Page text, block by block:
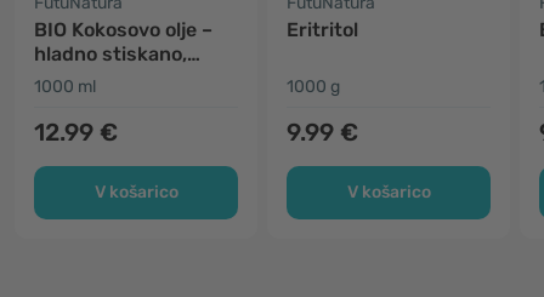
BIO Kokosovo olje –
hladno stiskano,
nerafinirano
1000 ml
12.99 €
V košarico
Eritritol
1000 g
9.99 €
V košarico